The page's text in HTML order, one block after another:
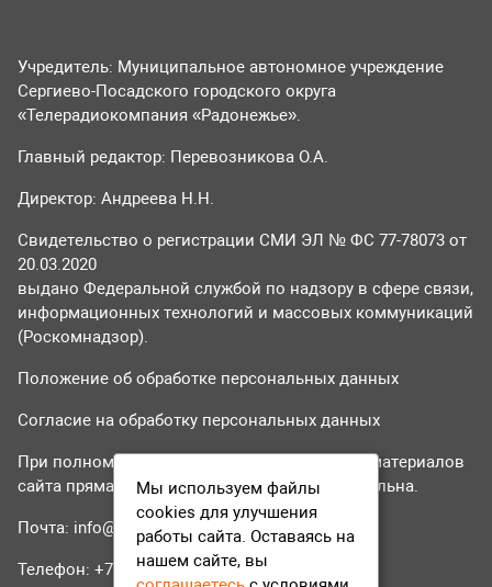
Учредитель: Муниципальное автономное учреждение
Сергиево-Посадского городского округа
«Телерадиокомпания «Радонежье».
Главный редактор: Перевозникова О.А.
Директор: Андреева Н.Н.
Свидетельство о регистрации СМИ ЭЛ № ФС 77-78073 от
20.03.2020
выдано Федеральной службой по надзору в сфере связи,
информационных технологий и массовых коммуникаций
(Роскомнадзор).
Положение об обработке персональных данных
Согласие на обработку персональных данных
При полном или частичном использовании материалов
сайта прямая гиперссылка на tvr24.tv обязательна.
Почта: info@tvr24.tv
Телефон: +7 (496) 551-04-95
Мы используем файлы
cookies для улучшения
работы сайта. Оставаясь на
нашем сайте, вы